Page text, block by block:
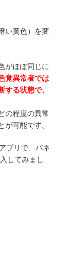
い黄色）を変
がほぼ同じに
覚異常者では
する状態で、
の程度の異常
が可能です。
プリで、パネ
してみまし